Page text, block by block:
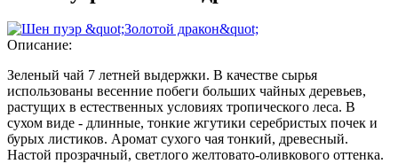
Описание:
Зеленый чай 7 летней выдержки. В качестве сырья
использованы весенние побеги больших чайных деревьев,
растущих в естественных условиях тропического леса. В
сухом виде - длинные, тонкие жгутики серебристых почек и
бурых листиков. Аромат сухого чая тонкий, древесный.
Настой прозрачный, светлого желтовато-оливкового оттенка.